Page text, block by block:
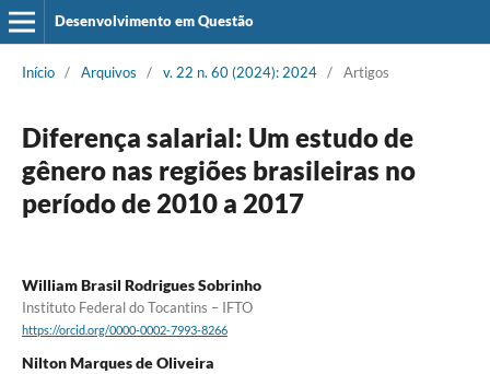
Desenvolvimento em Questão
Início / Arquivos / v. 22 n. 60 (2024): 2024 / Artigos
Diferença salarial: Um estudo de
gênero nas regiões brasileiras no
período de 2010 a 2017
William Brasil Rodrigues Sobrinho
Instituto Federal do Tocantins – IFTO
https://orcid.org/0000-0002-7993-8266
Nilton Marques de Oliveira